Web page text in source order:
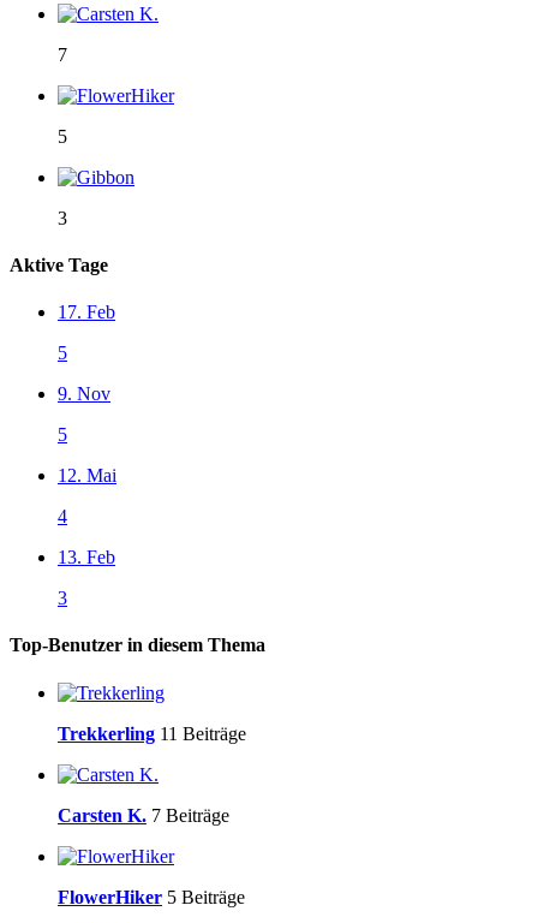
7
5
3
Aktive Tage
17. Feb
5
9. Nov
5
12. Mai
4
13. Feb
3
Top-Benutzer in diesem Thema
Trekkerling 11 Beiträge
Carsten K. 7 Beiträge
FlowerHiker 5 Beiträge